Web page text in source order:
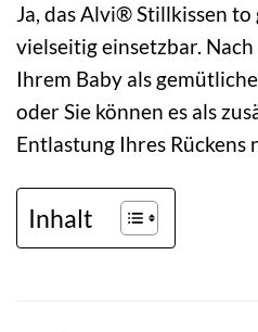
Ja, das Alvi® Stillkissen
vielseitig einsetzbar.
Ihrem Baby als
oder Sie können es als
Entlastung Ihres Rückens
Inhalt